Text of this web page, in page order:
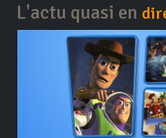
L'actu quasi en